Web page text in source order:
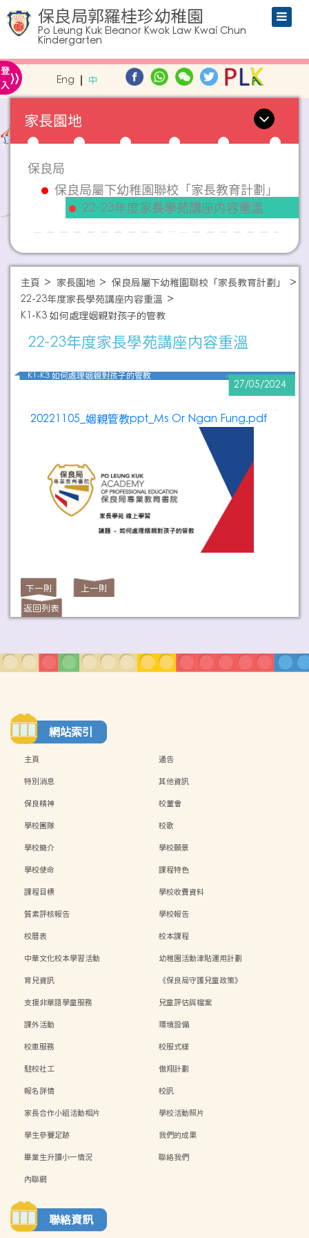
保良局郭羅桂珍幼稚園
Po Leung Kuk Eleanor Kwok Law Kwai Chun
Kindergarten
登
入» Eng 中
家長園地
保良局
保良局屬下幼稚園聯校「家長教育計劃」
22-23年度家長學苑講座内容重溫
主頁 家長園地
保良局屬下幼稚園聯校「家長教育計劃」
22-23年度家長學苑講座内容重溫
K1-K3 如何處理姻親對孩子的管教
22-23年度家長學苑講座内容重溫
K1-K3 如何處理姻親對孩子的管教
27/05/2024
20221105_姻親管教ppt_Ms Or Ngan Fung.pdf
下一則
上一則
返回列表
網站索引
主頁
通告
特別消息
其他資訊
保良精神
校董會
學校團隊
校歌
學校簡介
學校願景
學校使命
課程特色
課程目標
學校收費資料
質素評核報告
學校報告
校曆表
校本課程
中華文化校本學習活動
幼稚園活動津貼運用計劃
育兒資訊
《保良局守護兒童政策》
支援非華語學童服務
兒童評估與檔案
課外活動
環境設備
校車服務
校服式樣
駐校社工
傲翔計劃
報名詳情
校訊
家長合作小組活動相片
學校活動照片
學生參賽足跡
我們的成果
畢業生升讀小一情況
聯絡我們
內聯網
聯絡資訊